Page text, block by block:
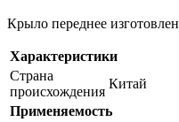
Крыло переднее
Характеристики
Страна
происхождения
Китай
Применяемость